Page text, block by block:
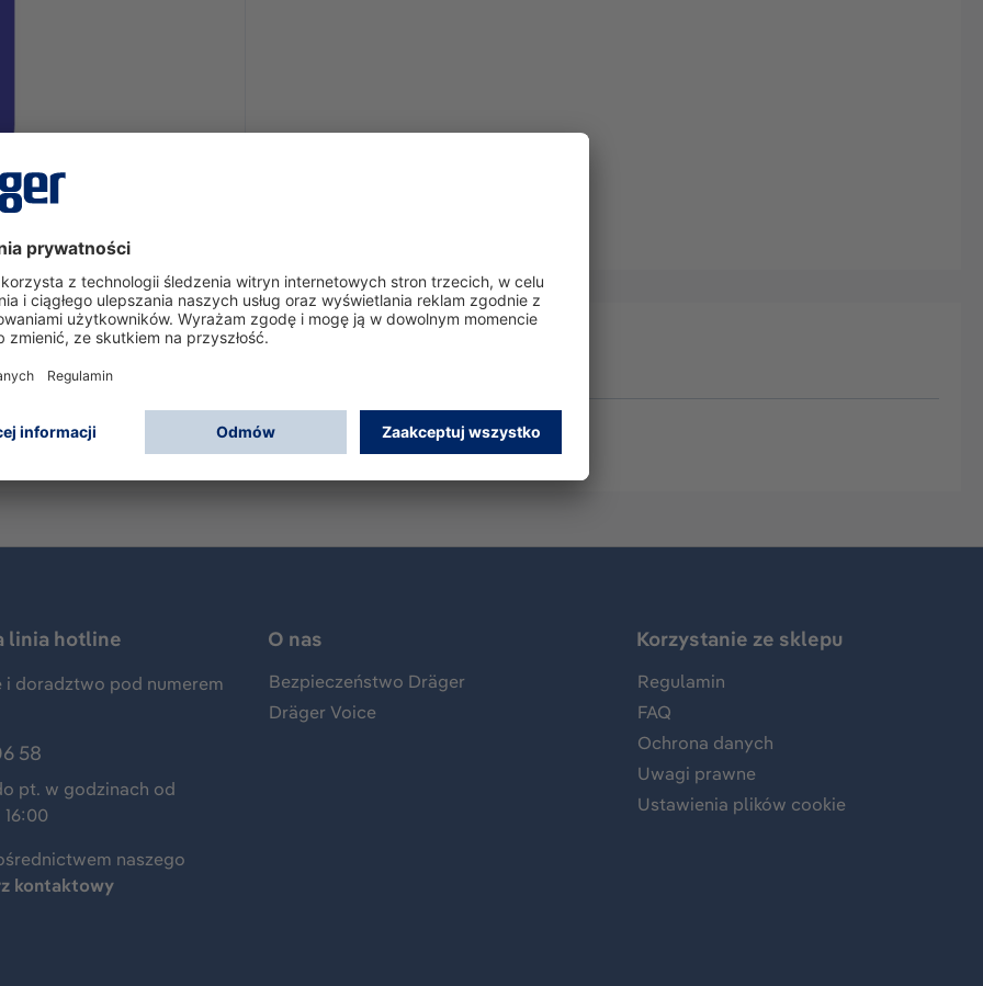
linia hotline
i doradztwo pod numerem
58
pt. w godzinach od
naszego
kontaktowy
O nas
Bezpieczeństwo Dräger
Dräger Voice
Korzystanie ze sklepu
Regulamin
FAQ
Ochrona danych
Uwagi prawne
Ustawienia plików cookie